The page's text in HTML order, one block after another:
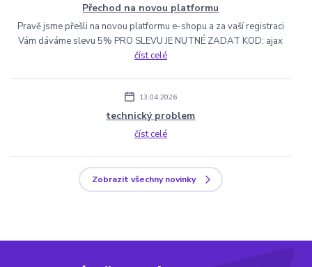
Přechod na novou platformu
Pravě jsme přešli na novou platformu e-shopu a za vaší registraci
Vám dáváme slevu 5% PRO SLEVU JE NUTNÉ ZADAT KOD: ajax
číst celé
13.04.2026
technický problem
číst celé
Zobrazit všechny novinky